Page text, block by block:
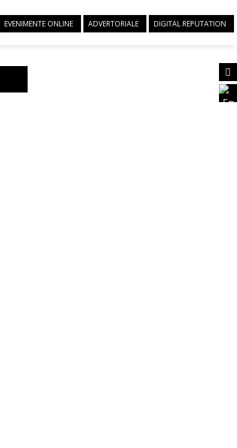
EVENIMENTE ONLINE ADVERTORIALE DIGITAL REPUTATION